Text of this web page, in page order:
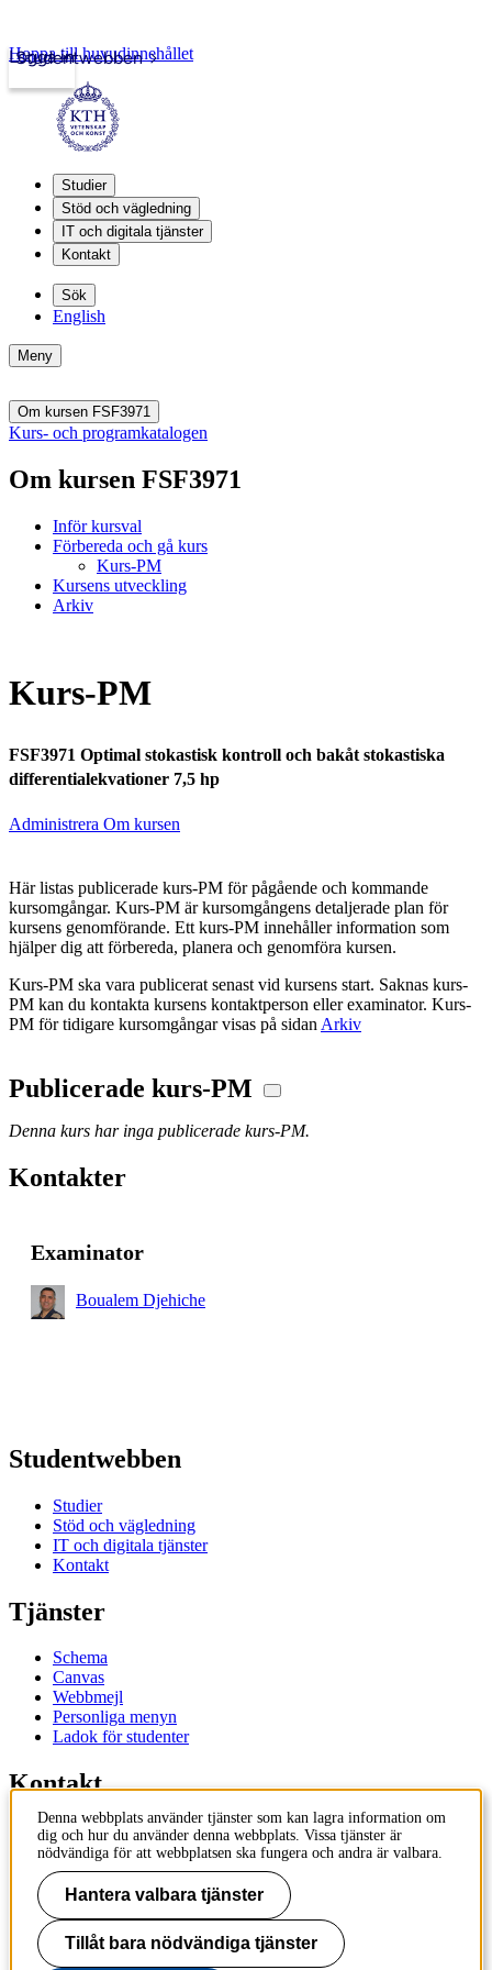
Studentwebben
Logga in
Hoppa till huvudinnehållet
Studier
Stöd och vägledning
IT och digitala tjänster
Kontakt
Sök
English
Meny
Om kursen FSF3971
Kurs- och programkatalogen
Om kursen FSF3971
Inför kursval
Förbereda och gå kurs
Kurs-PM
Kursens utveckling
Arkiv
Kurs-PM
FSF3971 Optimal stokastisk kontroll och bakåt stokastiska
differentialekvationer 7,5 hp
Administrera Om kursen
Här listas publicerade kurs-PM för pågående och kommande
kursomgångar. Kurs-PM är kursomgångens detaljerade plan för
kursens genomförande. Ett kurs-PM innehåller information som
hjälper dig att förbereda, planera och genomföra kursen.
Kurs-PM ska vara publicerat senast vid kursens start. Saknas kurs-
PM kan du kontakta kursens kontaktperson eller examinator. Kurs-
PM för tidigare kursomgångar visas på sidan Arkiv
Publicerade kurs-PM
Denna kurs har inga publicerade kurs-PM.
Kontakter
Examinator
Boualem Djehiche
Studentwebben
Studier
Stöd och vägledning
IT och digitala tjänster
Kontakt
Tjänster
Schema
Canvas
Webbmejl
Personliga menyn
Ladok för studenter
Kontakt
Kontakta utbildningsprogram
Kontakta kurs
IT-support
KTH Entré
KTH
Denna webbplats använder tjänster som kan lagra information om
dig och hur du använder denna webbplats. Vissa tjänster är
nödvändiga för att webbplatsen ska fungera och andra är valbara.
Hantera valbara tjänster
Tillåt bara nödvändiga tjänster